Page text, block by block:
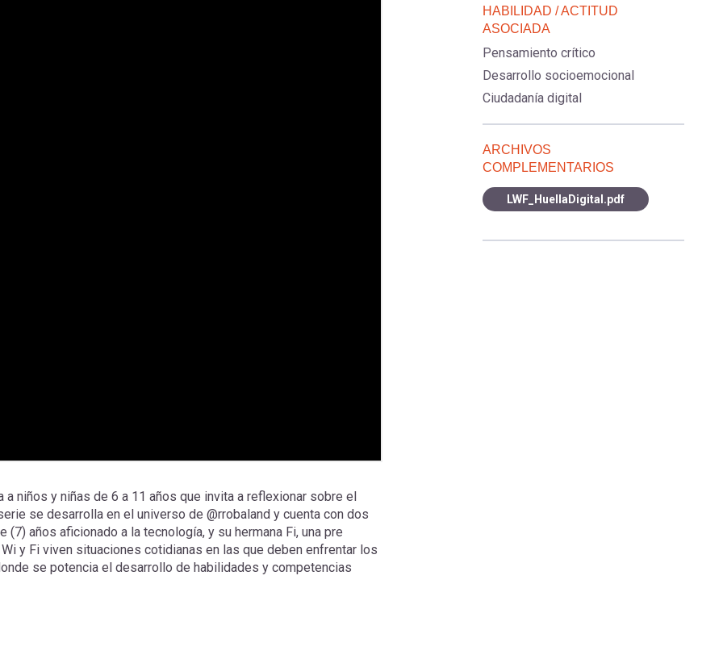
niños y niñas de 6 a 11 años que invita a reflexionar sobre el
se desarrolla en el universo de @rrobaland y cuenta con dos
años aficionado a la tecnología, y su hermana Fi, una pre
y Fi viven situaciones cotidianas en las que deben enfrentar los
se potencia el desarrollo de habilidades y competencias
HABILIDAD / ACTITUD
ASOCIADA
Pensamiento crítico
Desarrollo socioemocional
Ciudadanía digital
ARCHIVOS
COMPLEMENTARIOS
LWF_HuellaDigital.pdf